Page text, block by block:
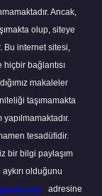
Ancak,
olup, siteye
Bu internet sitesi,
bağlantısı
makaleler
taşımamakta
tesadüfidir.
bir bilgi paylaşım
olduğunu
adresine